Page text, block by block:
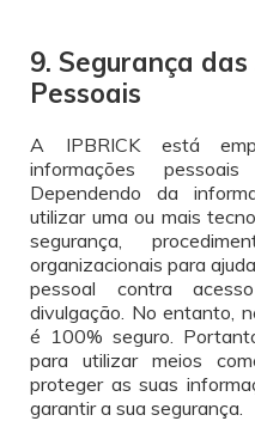
9. Segurança
Pessoais
A IPBRICK está
informações
Dependendo da
utilizar uma ou mais
segurança,
organizacionais para
pessoal contra
divulgação. No entanto,
é 100% seguro.
para utilizar meios
proteger as suas
garantir a sua segurança.